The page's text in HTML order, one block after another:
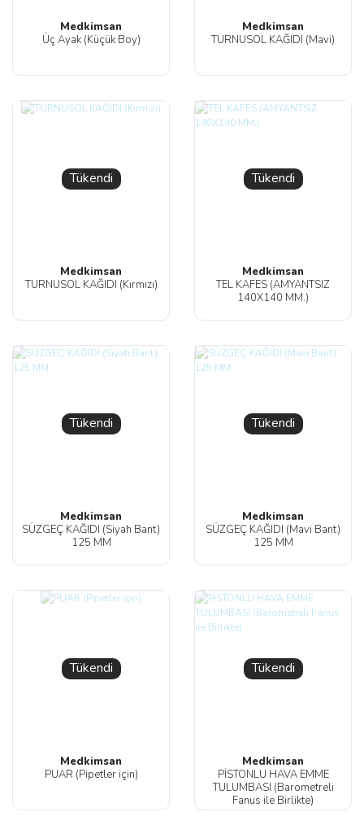
Medkimsan
Üç Ayak (Küçük Boy)
Medkimsan
TURNUSOL KAĞIDI (Mavi)
Tükendi
Medkimsan
TURNUSOL KAĞIDI (Kırmızı)
Tükendi
Medkimsan
TEL KAFES (AMYANTSIZ
140X140 MM.)
Tükendi
Medkimsan
SÜZGEÇ KAĞIDI (Siyah Bant)
125 MM
Tükendi
Medkimsan
SÜZGEÇ KAĞIDI (Mavi Bant)
125 MM
Tükendi
Medkimsan
PUAR (Pipetler için)
Tükendi
Medkimsan
PİSTONLU HAVA EMME
TULUMBASI (Barometreli
Fanus ile Birlikte)